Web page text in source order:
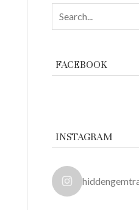
FACEBOOK
INSTAGRAM